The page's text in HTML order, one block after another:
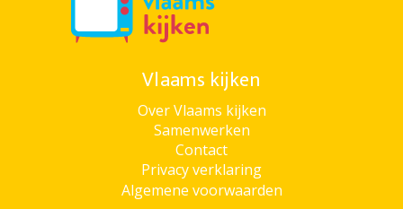
Vlaams kijken
Over Vlaams kijken
Samenwerken
Contact
Privacy verklaring
Algemene voorwaarden